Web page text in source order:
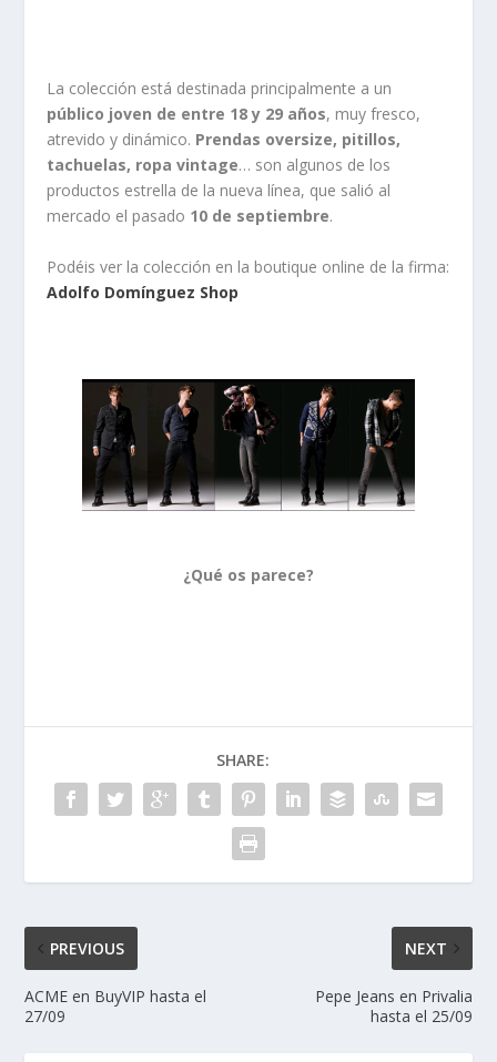
La colección está destinada principalmente a un
público joven de entre 18 y 29 años, muy fresco,
atrevido y dinámico. Prendas oversize, pitillos,
tachuelas, ropa vintage… son algunos de los
productos estrella de la nueva línea, que salió al
mercado el pasado 10 de septiembre.
Podéis ver la colección en la boutique online de la firma:
Adolfo Domínguez Shop
¿Qué os parece?
SHARE:
PREVIOUS
ACME en BuyVIP hasta el
27/09
NEXT
Pepe Jeans en Privalia
hasta el 25/09